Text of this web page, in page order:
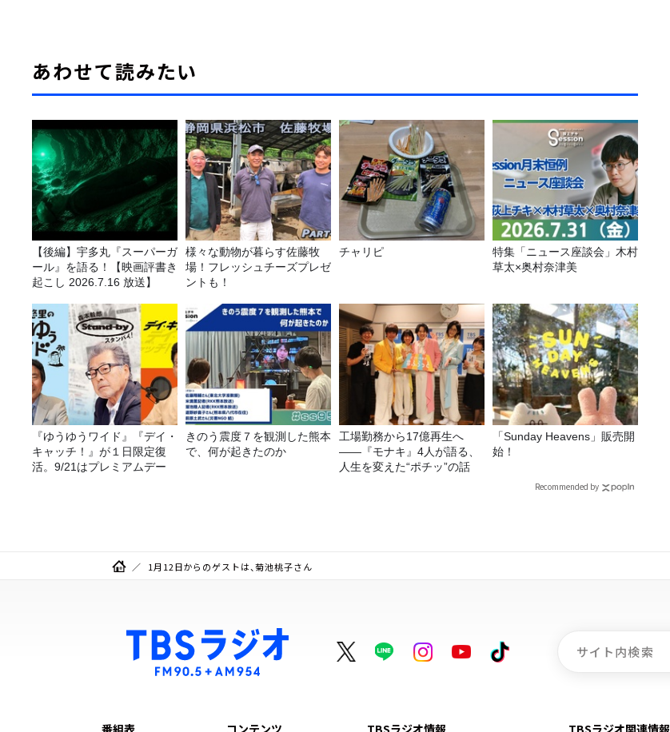
あわせて読みたい
【後編】宇多丸『スーパーガ
ール』を語る！【映画評書き
起こし 2026.7.16 放送】
様々な動物が暮らす佐藤牧
場！フレッシュチーズプレゼ
ントも！
チャリピ
特集「ニュース座談会」木村
草太×奥村奈津美
『ゆうゆうワイド』『デイ・
キャッチ！』が１日限定復
活。9/21はプレミアムデー
きのう震度７を観測した熊本
で、何が起きたのか
工場勤務から17億再生へ
——『モナキ』4人が語る、
人生を変えた“ポチッ”の話
「Sunday Heavens」販売開
始！
Recommended by
1月12日からのゲストは、菊池桃子さん
番組表 コンテンツ TBSラジオ情報 TBSラジオ関連情報